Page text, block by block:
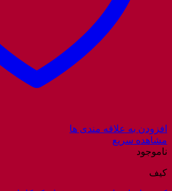
افزودن به علاقه مندی ها
مشاهده سریع
ناموجود
کیف